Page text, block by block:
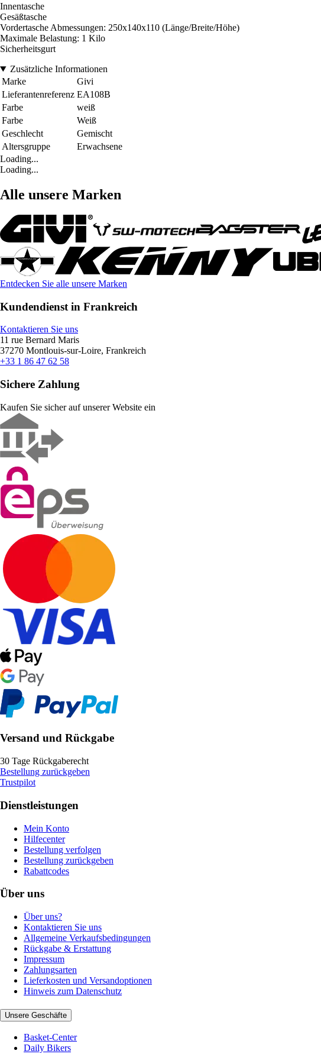
Innentasche
Gesäßtasche
Vordertasche Abmessungen: 250x140x110 (Länge/Breite/Höhe)
Maximale Belastung: 1 Kilo
Sicherheitsgurt
Zusätzliche Informationen
Marke
Givi
Lieferantenreferenz EA108B
Farbe
weiß
Farbe
Weiß
Geschlecht
Gemischt
Altersgruppe
Erwachsene
Loading...
Loading...
Alle unsere Marken
Entdecken Sie alle unsere Marken
Kundendienst in Frankreich
Kontaktieren Sie uns
11 rue Bernard Maris
37270 Montlouis-sur-Loire, Frankreich
+33 1 86 47 62 58
Sichere Zahlung
Kaufen Sie sicher auf unserer Website ein
Versand und Rückgabe
30 Tage Rückgaberecht
Bestellung zurückgeben
Trustpilot
Dienstleistungen
Mein Konto
Hilfecenter
Bestellung verfolgen
Bestellung zurückgeben
Rabattcodes
Über uns
Über uns?
Kontaktieren Sie uns
Allgemeine Verkaufsbedingungen
Rückgabe & Erstattung
Impressum
Zahlungsarten
Lieferkosten und Versandoptionen
Hinweis zum Datenschutz
Unsere Geschäfte
Basket-Center
Daily Bikers